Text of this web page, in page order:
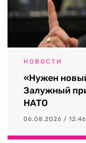
НОВОСТИ
«Нужен
Залужный
НАТО
06.08.2026 / 12:46